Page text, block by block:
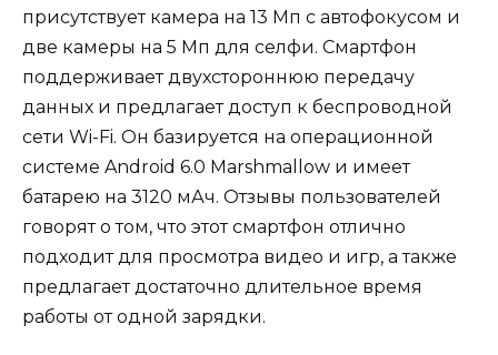
присутствует камера на 13 Мп с автофокусом и
две камеры на 5 Мп для селфи. Смартфон
поддерживает двухстороннюю передачу
данных и предлагает доступ к беспроводной
сети Wi-Fi. Он базируется на операционной
системе Android 6.0 Marshmallow и имеет
батарею на 3120 мАч. Отзывы пользователей
говорят о том, что этот смартфон отлично
подходит для просмотра видео и игр, а также
предлагает достаточно длительное время
работы от одной зарядки.